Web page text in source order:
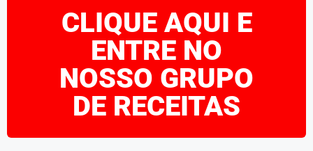
CLIQUE AQUI E
ENTRE NO
NOSSO GRUPO
DE RECEITAS